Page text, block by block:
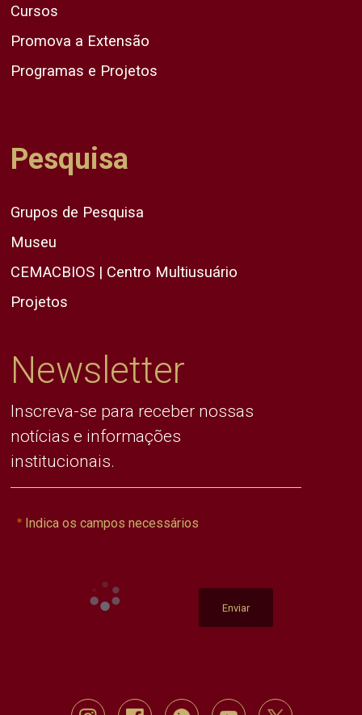
Cursos
Promova a Extensão
Programas e Projetos
Pesquisa
Grupos de Pesquisa
Museu
CEMACBIOS | Centro Multiusuário
Projetos
Newsletter
Inscreva-se para receber nossas
notícias e informações
institucionais.
Indica os campos necessários
Enviar